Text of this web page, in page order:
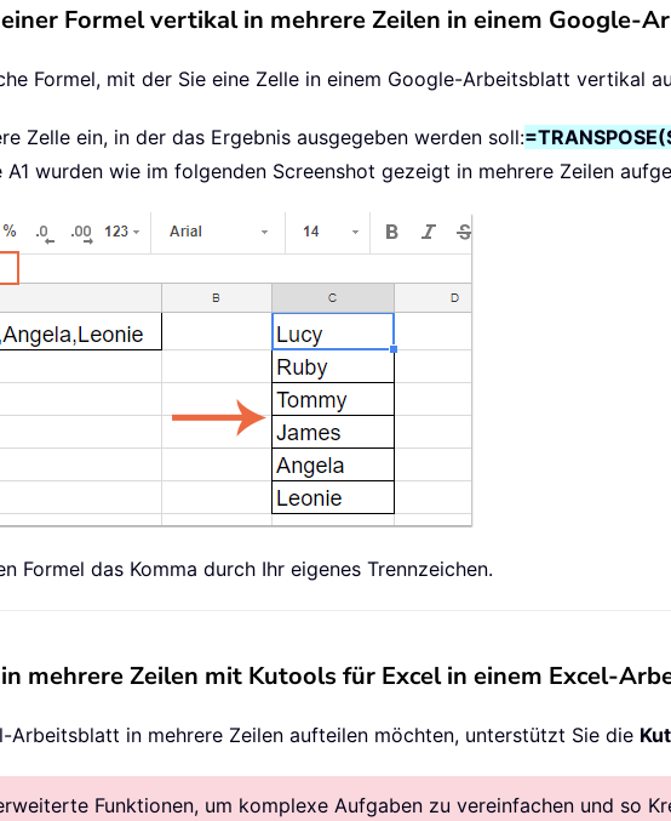
Formel vertikal in mehrere Zeilen in einem Google-
Formel, mit der Sie eine Zelle in einem Google-Arbeitsblatt vertikal
Zelle ein, in der das Ergebnis ausgegeben werden soll:
A1 wurden wie im folgenden Screenshot gezeigt in mehrere Zeilen
Formel das Komma durch Ihr eigenes Trennzeichen.
mehrere Zeilen mit Kutools für Excel in einem Excel-
Arbeitsblatt in mehrere Zeilen aufteilen möchten, unterstützt Sie die
Funktionen, um komplexe Aufgaben zu vereinfachen und so